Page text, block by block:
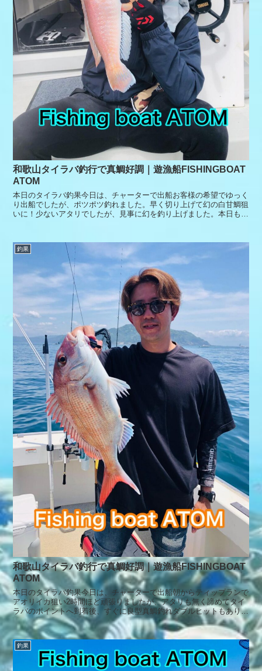
和歌山タイラバ釣行で真鯛好調｜遊漁船FISHINGBOAT
ATOM
本日のタイラバ釣果今日は、チャーターで出船お客様の希望でゆっく
り出船でしたが、ポツポツ釣れました。早く切り上げて幻の白甘鯛狙
いに！少ないアタリでしたが、見事に幻を釣り上げました。本日もあ
釣果
和歌山タイラバ釣行で真鯛好調｜遊漁船FISHINGBOAT
ATOM
本日のタイラバ釣果今日は、チャーターで出船朝からティップランで
アオリイカ狙い2時間ほど頑張りましたが、アタリも無く諦めてタイ
ラバのポイントへ到着後、すぐに良型真鯛釣れダブルヒットもあり絶
好調でしたが、次の流しでバラシの連続で地合い終了その後は、アタ
リも無く厳しかった。本日もありがとうございました。
釣果